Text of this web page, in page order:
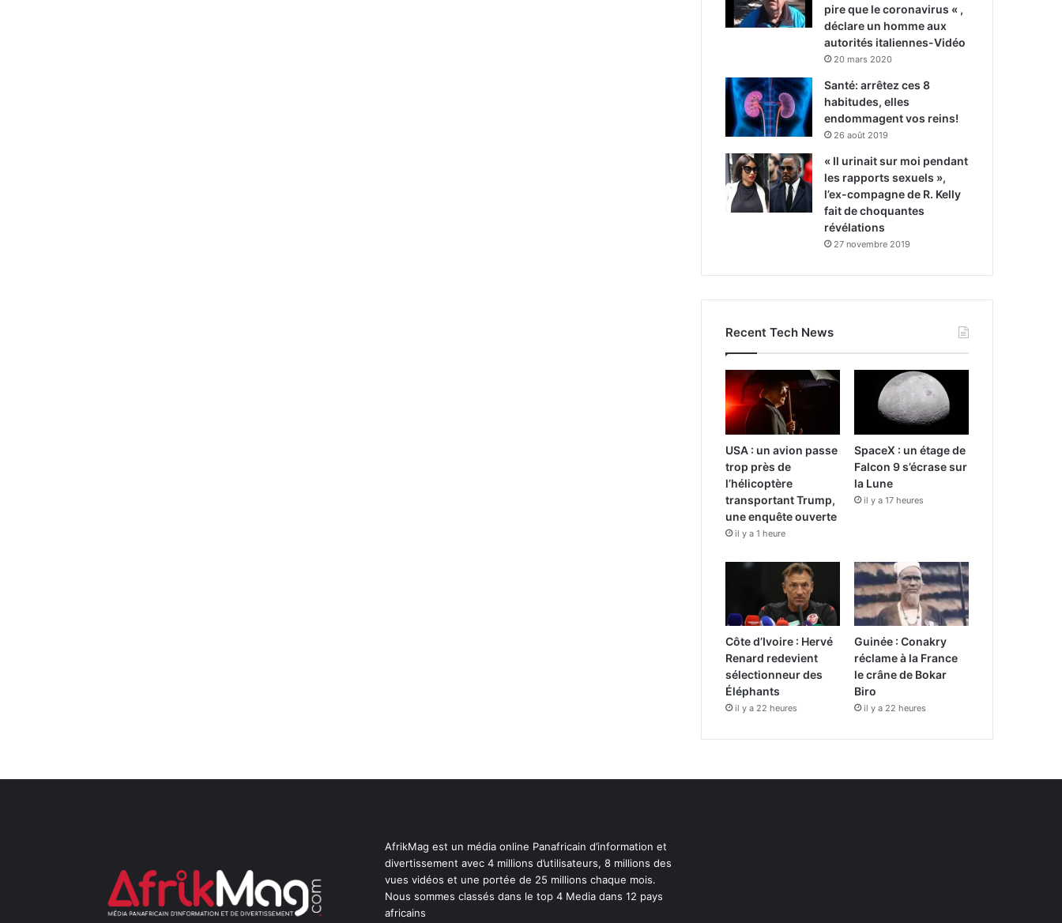
pire que le coronavirus « ,
déclare un homme aux
autorités italiennes-Vidéo
20 mars 2020
Santé: arrêtez ces 8
habitudes, elles
endommagent vos reins!
26 août 2019
« Il urinait sur moi pendant
les rapports sexuels »,
l’ex-compagne de R. Kelly
fait de choquantes
révélations
27 novembre 2019
Recent Tech News
USA : un avion passe
trop près de
l’hélicoptère
transportant Trump,
une enquête ouverte
il y a 1 heure
SpaceX : un étage de
Falcon 9 s’écrase sur
la Lune
il y a 17 heures
Côte d’Ivoire : Hervé
Renard redevient
sélectionneur des
Éléphants
il y a 22 heures
Guinée : Conakry
réclame à la France
le crâne de Bokar
Biro
il y a 22 heures
AfrikMag est un média online Panafricain d’information et
divertissement avec 4 millions d’utilisateurs, 8 millions des
vues vidéos et une portée de 25 millions chaque mois.
Nous sommes classés dans le top 4 Media dans 12 pays
africains